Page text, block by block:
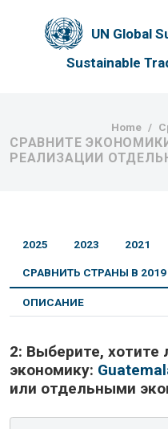
UN Global
Sustainable
Home
СРАВНИТЕ
РЕАЛИЗАЦИИ
2025 2023 2021
СРАВНИТЬ СТРАНЫ В
ОПИСАНИЕ
2: Выберите, хотите
экономику:
или отдельными